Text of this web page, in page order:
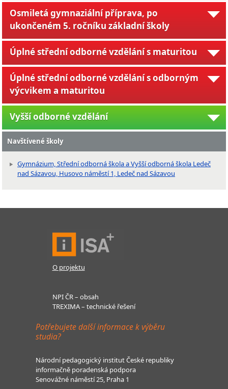
Osmiletá gymnaziální příprava, po
ukončeném 5. ročníku základní školy
Úplné střední odborné vzdělání s maturitou
Úplné střední odborné vzdělání s odborným
výcvikem a maturitou
Vyšší odborné vzdělání
Navštívené školy
Gymnázium, Střední odborná škola a Vyšší odborná škola Ledeč
nad Sázavou, Husovo náměstí 1, Ledeč nad Sázavou
O projektu
NPI ČR – obsah
TREXIMA – technické řešení
Potřebujete další informace k výběru
studia?
Národní pedagogický institut České republiky
informačně poradenská podpora
Senovážné náměstí 25, Praha 1